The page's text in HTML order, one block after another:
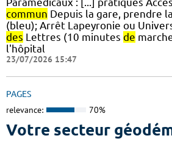
commun Depuis la gare, prendre
(bleu); Arrêt Lapeyronie ou
des Lettres (10 minutes de
l'hôpital
23/07/2026 15:47
PAGES
relevance: 70%
Votre secteur